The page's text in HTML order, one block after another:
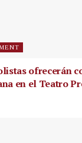
ofrecerán
en el Teatro